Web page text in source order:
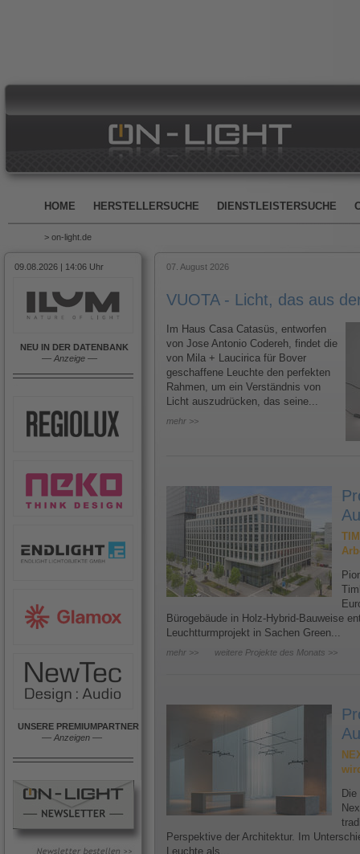
HOME HERSTELLERSUCHE DIENSTLEISTERSUCHE
> on-light.de
09.08.2026 | 14:06 Uhr
NEU IN DER DATENBANK
–– Anzeige ––
UNSERE PREMIUMPARTNER
–– Anzeigen ––
07. August 2026
VUOTA - Licht, das aus
Im Haus Casa Catasüs, entworfen
von Jose Antonio Codereh, findet die
von Mila + Laucirica für Bover
geschaffene Leuchte den perfekten
Rahmen, um ein Verständnis von
Licht auszudrücken, das seine...
mehr >>
Bürogebäude in Holz-Hybrid-Bauweise
Leuchtturmprojekt in Sachen Green...
mehr >> weitere Projekte des Monats >>
Perspektive der Architektur. Im
Leuchte als...